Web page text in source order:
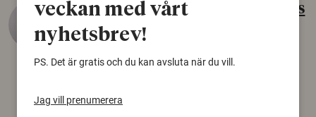
Gammalt skinn var Sveriges
äldsta sko
gammal sko. Fyndet bär spår av romerskt
veckan med vårt
nyhetsbrev!
PS. Det är gratis och du kan avsluta när du vill.
Jag vill prenumerera